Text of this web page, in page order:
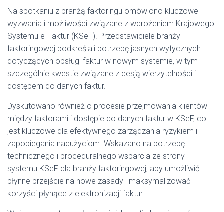
Na spotkaniu z branżą faktoringu omówiono kluczowe
wyzwania i możliwości związane z wdrożeniem Krajowego
Systemu e-Faktur (KSeF). Przedstawiciele branży
faktoringowej podkreślali potrzebę jasnych wytycznych
dotyczących obsługi faktur w nowym systemie, w tym
szczególnie kwestie związane z cesją wierzytelności i
dostępem do danych faktur.
Dyskutowano również o procesie przejmowania klientów
między faktorami i dostępie do danych faktur w KSeF, co
jest kluczowe dla efektywnego zarządzania ryzykiem i
zapobiegania nadużyciom. Wskazano na potrzebę
technicznego i proceduralnego wsparcia ze strony
systemu KSeF dla branży faktoringowej, aby umożliwić
płynne przejście na nowe zasady i maksymalizować
korzyści płynące z elektronizacji faktur.